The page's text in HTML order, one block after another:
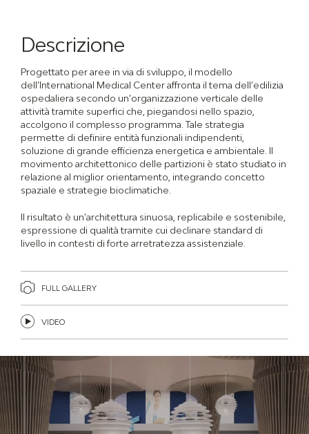
Descrizione
Progettato per aree in via di sviluppo, il modello
dell’International Medical Center affronta il tema dell’edilizia
ospedaliera secondo un’organizzazione verticale delle
attività tramite superfici che, piegandosi nello spazio,
accolgono il complesso programma. Tale strategia
permette di definire entità funzionali indipendenti,
soluzione di grande efficienza energetica e ambientale. Il
movimento architettonico delle partizioni è stato studiato in
relazione al miglior orientamento, integrando concetto
spaziale e strategie bioclimatiche.
Il risultato è un’architettura sinuosa, replicabile e sostenibile,
espressione di qualità tramite cui declinare standard di
livello in contesti di forte arretratezza assistenziale.
FULL GALLERY
VIDEO